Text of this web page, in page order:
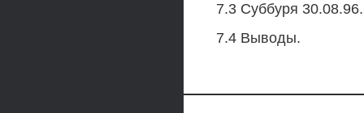
7.3 Суббуря 30.08.96.
7.4 Выводы.